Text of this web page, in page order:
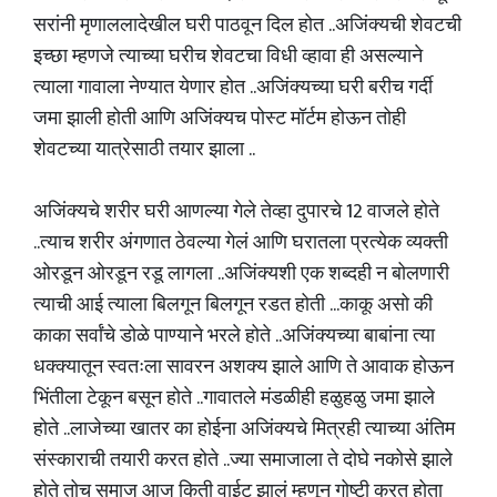
सरांनी मृणाललादेखील घरी पाठवून दिल होत ..अजिंक्यची शेवटची
इच्छा म्हणजे त्याच्या घरीच शेवटचा विधी व्हावा ही असल्याने
त्याला गावाला नेण्यात येणार होत ..अजिंक्यच्या घरी बरीच गर्दी
जमा झाली होती आणि अजिंक्यच पोस्ट मॉर्टम होऊन तोही
शेवटच्या यात्रेसाठी तयार झाला ..
अजिंक्यचे शरीर घरी आणल्या गेले तेव्हा दुपारचे 12 वाजले होते
..त्याच शरीर अंगणात ठेवल्या गेलं आणि घरातला प्रत्येक व्यक्ती
ओरडून ओरडून रडू लागला ..अजिंक्यशी एक शब्दही न बोलणारी
त्याची आई त्याला बिलगून बिलगून रडत होती ...काकू असो की
काका सर्वांचे डोळे पाण्याने भरले होते ..अजिंक्यच्या बाबांना त्या
धक्क्यातून स्वतःला सावरन अशक्य झाले आणि ते आवाक होऊन
भिंतीला टेकून बसून होते ..गावातले मंडळीही हळुहळु जमा झाले
होते ..लाजेच्या खातर का होईना अजिंक्यचे मित्रही त्याच्या अंतिम
संस्काराची तयारी करत होते ..ज्या समाजाला ते दोघे नकोसे झाले